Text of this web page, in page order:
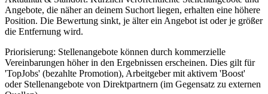
Angebote, die näher an deinem Suchort liegen, erhalten eine höhere
Position. Die Bewertung sinkt, je älter ein Angebot ist oder je größer
die Entfernung wird.
Priorisierung: Stellenangebote können durch kommerzielle
Vereinbarungen höher in den Ergebnissen erscheinen. Dies gilt für
'TopJobs' (bezahlte Promotion), Arbeitgeber mit aktivem 'Boost'
oder Stellenangebote von Direktpartnern (im Gegensatz zu externen